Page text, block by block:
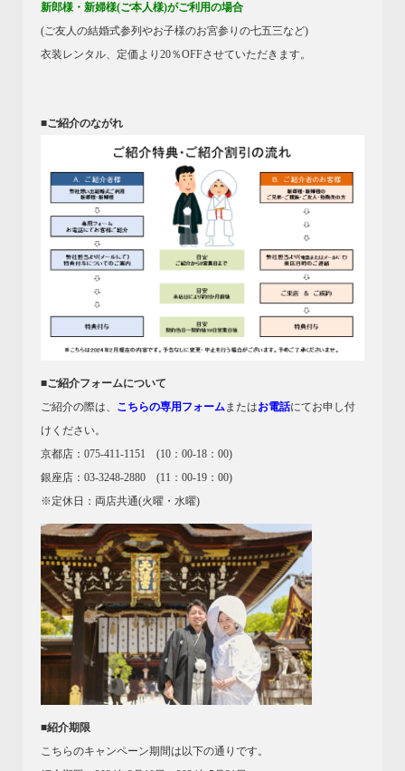
新郎様・新婦様(ご本人様)がご利用の場合
(ご友人の結婚式参列やお子様のお宮参りの七五三など)
衣装レンタル、定価より20％OFFさせていただきます。
■ご紹介のながれ
■ご紹介フォームについて
ご紹介の際は、 こちらの専用フォームまたはお電話にてお申し付
けください。
京都店：075-411-1151 (10：00-18：00)
銀座店：03-3248-2880 (11：00-19：00)
※定休日：両店共通(火曜・水曜)
■紹介期限
こちらのキャンペーン期間は以下の通りです。